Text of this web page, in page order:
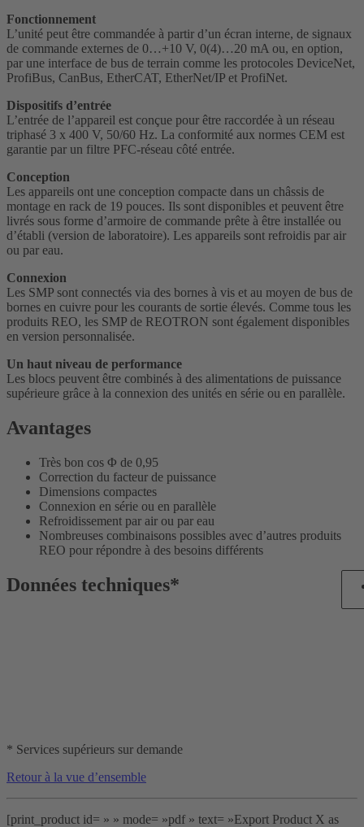
Fonctionnement
L’unité peut être commandée à partir d’un écran interne, de signaux
de commande externes de 0…+10 V, 0(4)…20 mA ou, en option,
par une interface de bus de terrain comme les protocoles DeviceNet,
ProfiBus, CanBus, EtherCAT, EtherNet/IP et ProfiNet.
Dispositifs d’entrée
L’entrée de l’appareil est conçue pour être raccordée à un réseau
triphasé 3 x 400 V, 50/60 Hz. La conformité aux normes CEM est
garantie par un filtre PFC-réseau côté entrée.
Conception
Les appareils ont une conception compacte dans un châssis de
montage en rack de 19 pouces. Ils sont disponibles et peuvent être
livrés sous forme d’armoire de commande prête à être installée ou
d’établi (version de laboratoire). Les appareils sont refroidis par air
ou par eau.
Connexion
Les SMP sont connectés via des bornes à vis et au moyen de bus de
bornes en cuivre pour les courants de sortie élevés. Comme tous les
produits REO, les SMP de REOTRON sont également disponibles
en version personnalisée.
Un haut niveau de performance
Les blocs peuvent être combinés à des alimentations de puissance
supérieure grâce à la connexion des unités en série ou en parallèle.
Avantages
Très bon cos Φ de 0,95
Correction du facteur de puissance
Dimensions compactes
Connexion en série ou en parallèle
Refroidissement par air ou par eau
Nombreuses combinaisons possibles avec d’autres produits
REO pour répondre à des besoins différents
Données techniques*
* Services supérieurs sur demande
Retour à la vue d’ensemble
[print_product id= » » mode= »pdf » text= »Export Product X as